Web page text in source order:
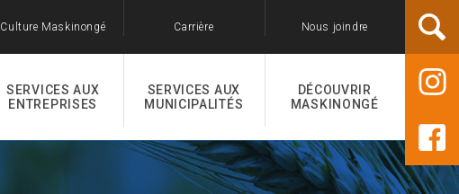
Culture Maskinongé Carrière Nous joindre
SERVICES AUX
ENTREPRISES
SERVICES AUX
MUNICIPALITÉS
DÉCOUVRIR
MASKINONGÉ